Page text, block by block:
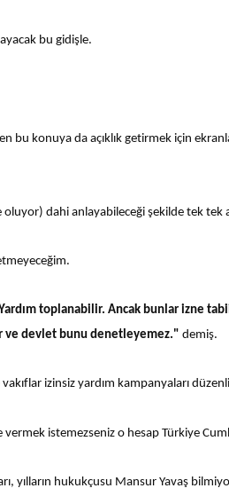
bu gidişle.
bu konuya da açıklık getirmek için
dahi anlayabileceği şekilde tek tek
toplanabilir. Ancak bunlar izne
ve devlet bunu denetleyemez." demiş.
izinsiz yardım kampanyaları
vermek istemezseniz o hesap Türkiye
yılların hukukçusu Mansur Yavaş